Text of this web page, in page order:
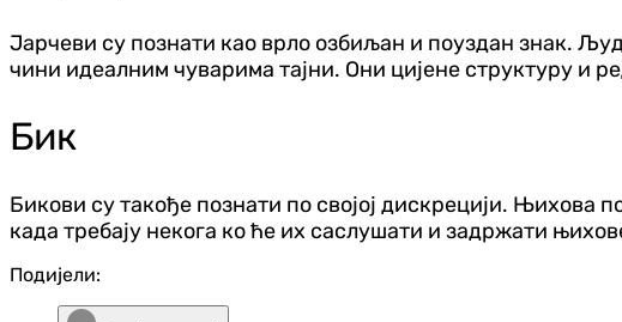
Јарчеви су познати као врло озбиљан и поуздан знак.
чини идеалним чуварима тајни. Они цијене структуру и
Бик
Бикови су такође познати по својој дискрецији. Њихова
када требају некога ко ће их саслушати и задржати
Подијели: